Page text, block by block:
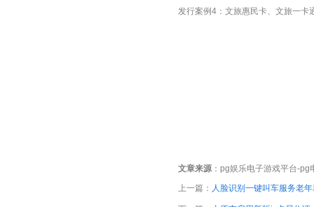
发行案例4：文旅惠民卡、文旅一卡
文章来源： pg娱乐电子游戏平台-pg
上一篇： 人脸识别一键叫车服务老